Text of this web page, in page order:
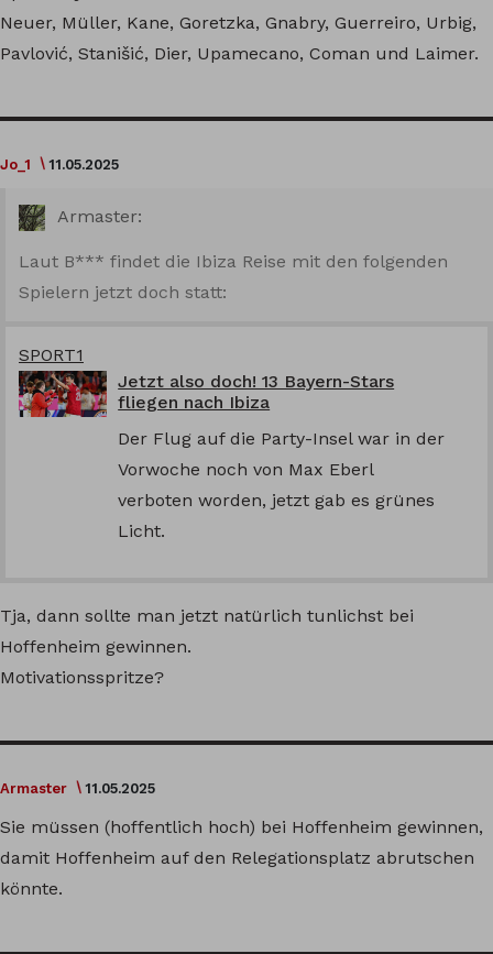
Neuer, Müller, Kane, Goretzka, Gnabry, Guerreiro, Urbig,
Pavlović, Stanišić, Dier, Upamecano, Coman und Laimer.
Jo_1 11.05.2025
Armaster:
Laut B*** findet die Ibiza Reise mit den folgenden
Spielern jetzt doch statt:
SPORT1
Jetzt also doch! 13 Bayern-Stars
fliegen nach Ibiza
Der Flug auf die Party-Insel war in der
Vorwoche noch von Max Eberl
verboten worden, jetzt gab es grünes
Licht.
Tja, dann sollte man jetzt natürlich tunlichst bei
Hoffenheim gewinnen.
Motivationsspritze?
Armaster 11.05.2025
Sie müssen (hoffentlich hoch) bei Hoffenheim gewinnen,
damit Hoffenheim auf den Relegationsplatz abrutschen
könnte.